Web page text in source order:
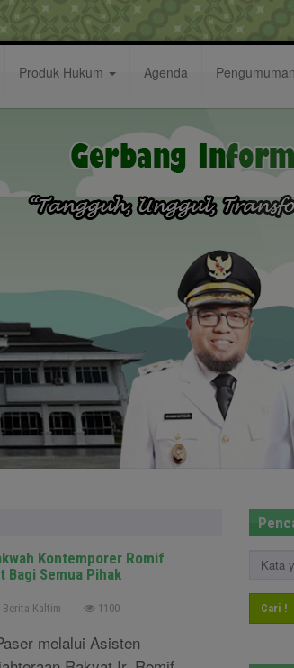
Produk Hukum Agenda Pengumuman
Kontemporer Romif
Bagi Semua Pihak
Berita Kaltim 1100
melalui Asisten
Cari !